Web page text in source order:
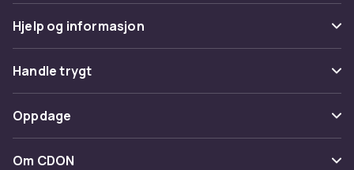
Hjelp og informasjon
Vanlige spørsmål
Spor pakke
Angre & returner her
Kontakt oss
Handle trygt
Betaling
Levering
Oppdage
Kategorier
Om CDON